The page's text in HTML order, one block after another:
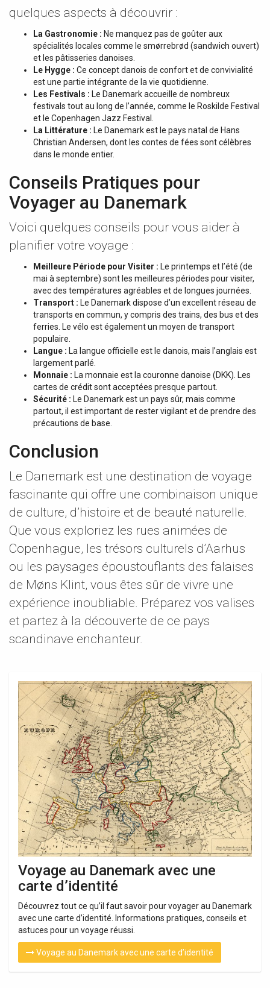
quelques aspects à découvrir :
La Gastronomie : Ne manquez pas de goûter aux
spécialités locales comme le smørrebrød (sandwich ouvert)
et les pâtisseries danoises.
Le Hygge : Ce concept danois de confort et de convivialité
est une partie intégrante de la vie quotidienne.
Les Festivals : Le Danemark accueille de nombreux
festivals tout au long de l’année, comme le Roskilde Festival
et le Copenhagen Jazz Festival.
La Littérature : Le Danemark est le pays natal de Hans
Christian Andersen, dont les contes de fées sont célèbres
dans le monde entier.
Conseils Pratiques pour
Voyager au Danemark
Voici quelques conseils pour vous aider à
planifier votre voyage :
Meilleure Période pour Visiter : Le printemps et l’été (de
mai à septembre) sont les meilleures périodes pour visiter,
avec des températures agréables et de longues journées.
Transport : Le Danemark dispose d’un excellent réseau de
transports en commun, y compris des trains, des bus et des
ferries. Le vélo est également un moyen de transport
populaire.
Langue : La langue officielle est le danois, mais l’anglais est
largement parlé.
Monnaie : La monnaie est la couronne danoise (DKK). Les
cartes de crédit sont acceptées presque partout.
Sécurité : Le Danemark est un pays sûr, mais comme
partout, il est important de rester vigilant et de prendre des
précautions de base.
Conclusion
Le Danemark est une destination de voyage
fascinante qui offre une combinaison unique
de culture, d’histoire et de beauté naturelle.
Que vous exploriez les rues animées de
Copenhague, les trésors culturels d’Aarhus
ou les paysages époustouflants des falaises
de Møns Klint, vous êtes sûr de vivre une
expérience inoubliable. Préparez vos valises
et partez à la découverte de ce pays
scandinave enchanteur.
Voyage au Danemark avec une
carte d’identité
Découvrez tout ce qu’il faut savoir pour voyager au Danemark
avec une carte d’identité. Informations pratiques, conseils et
astuces pour un voyage réussi.
Voyage au Danemark avec une carte d’identité